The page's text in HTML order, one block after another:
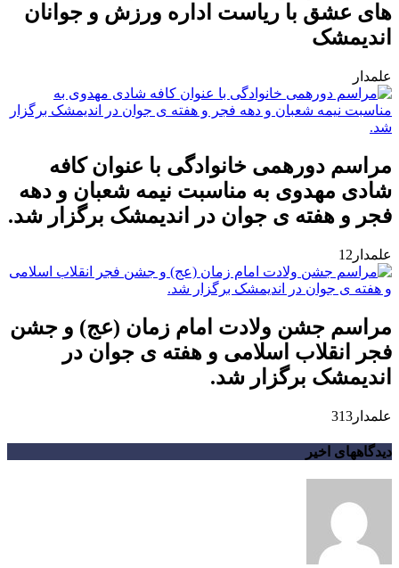
های عشق با ریاست اداره ورزش و جوانان
اندیمشک
علمدار
مراسم دورهمی خانوادگی با عنوان کافه
شادی مهدوی به مناسبت نیمه شعبان و دهه
فجر و هفته ی جوان در اندیمشک برگزار شد.
علمدار12
مراسم جشن ولادت امام زمان (عج) و جشن
فجر انقلاب اسلامی و هفته ی جوان در
اندیمشک برگزار شد.
علمدار313
دیدگاههای اخیر